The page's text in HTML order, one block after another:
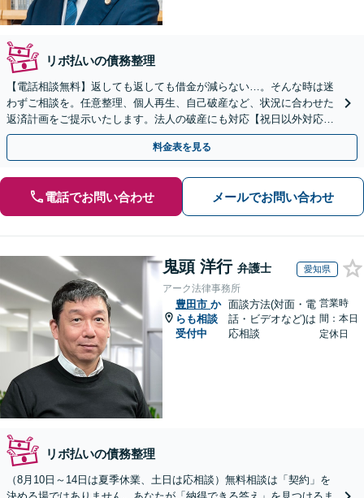
リボ払いの債務整理
【電話相談無料】返しても返しても借金が減らない…。そんな時は迷
わずご相談を。任意整理、個人再生、自己破産など、状況に合わせた
返済計画をご提示いたします。法人の破産にも対応【祝日以外対応
可】【WEB面談可】
料金表を見る
電話でお問い合わせ メールでお問い合わせ
鬼頭 洋行 弁護士 愛知県
アーク法律事務所
豊田市 か
らも相談
受付中
面談方法(対面・電
話・ビデオなど)は
応相談
営業時
間：本日
定休日
リボ払いの債務整理
（8月10日～14日は夏季休業、土日は応相談）無料相談は「契約」を